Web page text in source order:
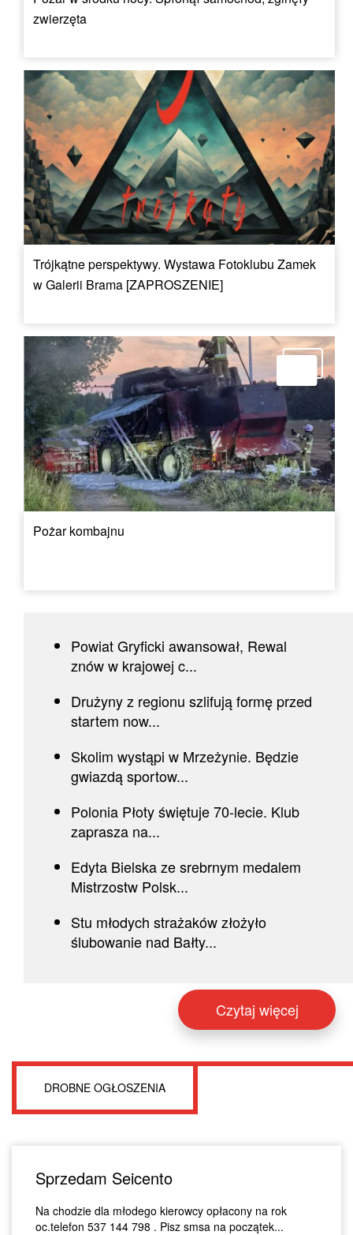
zwierzęta
Trójkątne perspektywy. Wystawa Fotoklubu Zamek
w Galerii Brama [ZAPROSZENIE]
Pożar kombajnu
Powiat Gryficki awansował, Rewal
znów w krajowej c...
Drużyny z regionu szlifują formę przed
startem now...
Skolim wystąpi w Mrzeżynie. Będzie
gwiazdą sportow...
Polonia Płoty świętuje 70-lecie. Klub
zaprasza na...
Edyta Bielska ze srebrnym medalem
Mistrzostw Polsk...
Stu młodych strażaków złożyło
ślubowanie nad Bałty...
Czytaj więcej
DROBNE OGŁOSZENIA
Sprzedam Seicento
Na chodzie dla młodego kierowcy opłacony na rok
oc.telefon 537 144 798 . Pisz smsa na początek...